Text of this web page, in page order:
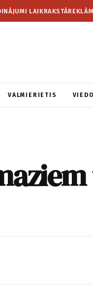
LAIKRAKSTĀ
VALMIERIETIS